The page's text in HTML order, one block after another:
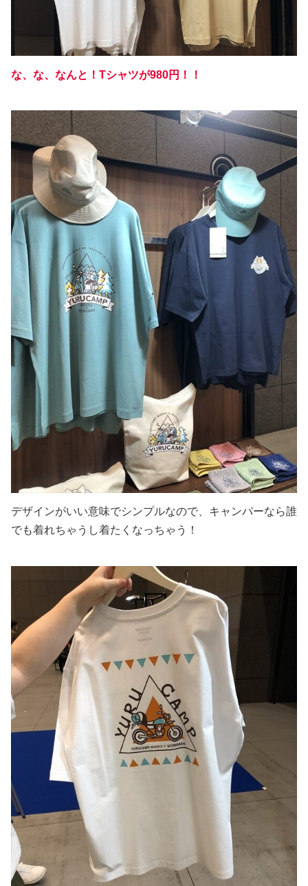
な、な、なんと！Tシャツが980円！！
デザインがいい意味でシンプルなので、キャンパーなら誰
でも着れちゃうし着たくなっちゃう！